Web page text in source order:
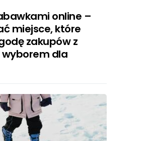
online –
miejsce, które
zakupów z
dla